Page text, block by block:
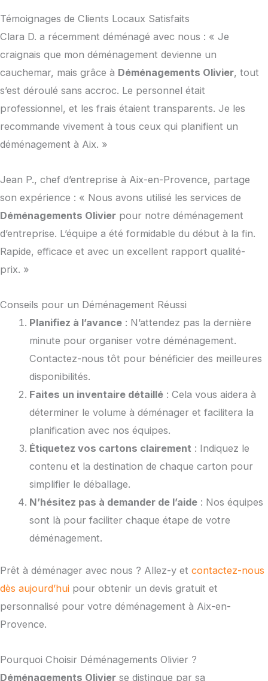
Témoignages de Clients Locaux Satisfaits
Clara D. a récemment déménagé avec nous : « Je
craignais que mon déménagement devienne un
cauchemar, mais grâce à Déménagements Olivier, tout
s’est déroulé sans accroc. Le personnel était
professionnel, et les frais étaient transparents. Je les
recommande vivement à tous ceux qui planifient un
déménagement à Aix. »
Jean P., chef d’entreprise à Aix-en-Provence, partage
son expérience : « Nous avons utilisé les services de
Déménagements Olivier pour notre déménagement
d’entreprise. L’équipe a été formidable du début à la fin.
Rapide, efficace et avec un excellent rapport qualité-
prix. »
Conseils pour un Déménagement Réussi
Planifiez à l’avance : N’attendez pas la dernière
minute pour organiser votre déménagement.
Contactez-nous tôt pour bénéficier des meilleures
disponibilités.
Faites un inventaire détaillé : Cela vous aidera à
déterminer le volume à déménager et facilitera la
planification avec nos équipes.
Étiquetez vos cartons clairement : Indiquez le
contenu et la destination de chaque carton pour
simplifier le déballage.
N’hésitez pas à demander de l’aide : Nos équipes
sont là pour faciliter chaque étape de votre
déménagement.
Prêt à déménager avec nous ? Allez-y et contactez-nous
dès aujourd’hui pour obtenir un devis gratuit et
personnalisé pour votre déménagement à Aix-en-
Provence.
Pourquoi Choisir Déménagements Olivier ?
Déménagements Olivier se distingue par sa